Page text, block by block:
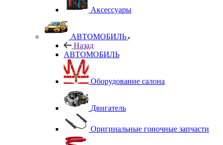
Аксессуары
АВТОМОБИЛЬ
Назад
АВТОМОБИЛЬ
Оборудование салона
Двигатель
Оригинальные гоночные запчасти